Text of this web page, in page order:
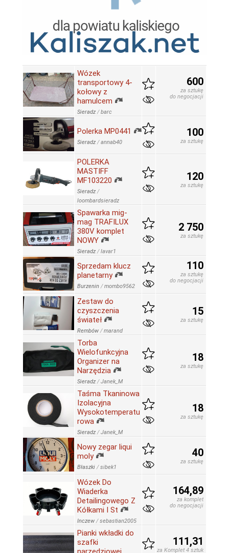
Wózek
transportowy 4-
kołowy z
hamulcem
Sieradz /barc
600
za sztukę
do negocjacji
Polerka MP0441
Sieradz /annab40
100
za sztukę
POLERKA
MASTIFF
MF103220
Sieradz /
loombardsieradz
120
za sztukę
Spawarka mig-
mag TRAFILUX
380V komplet
NOWY
Sieradz /lavar1
2 750
za sztukę
Sprzedam klucz
planetarny
Burzenin /mombo9562
110
za sztukę
do negocjacji
Zestaw do
czyszczenia
świateł
Rembów /marand
15
za sztukę
Torba
Wielofunkcyjna
Organizer na
Narzędzia
Sieradz /Janek_M
18
za sztukę
Taśma Tkaninowa
Izolacyjna
Wysokotemperatu
rowa
Sieradz /Janek_M
18
za sztukę
Nowy zegar liqui
moly
Błaszki /sibek1
40
za sztukę
Wózek Do
Wiaderka
Detailingowego Z
Kółkami I St
Inczew /sebastian2005
164,89
za komplet
do negocjacji
Pianki wkładki do
szafki
111,31
za Komplet 4 sztuk